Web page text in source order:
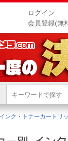
ログイン
会員登録(無
ンク・トナーカートリ